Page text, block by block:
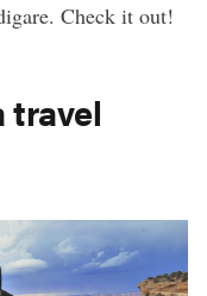
Check it out!
travel